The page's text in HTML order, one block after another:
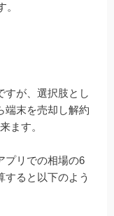
すが、選択肢とし
端末を売却し解約
ます。
プリでの相場の6
ると以下のよう